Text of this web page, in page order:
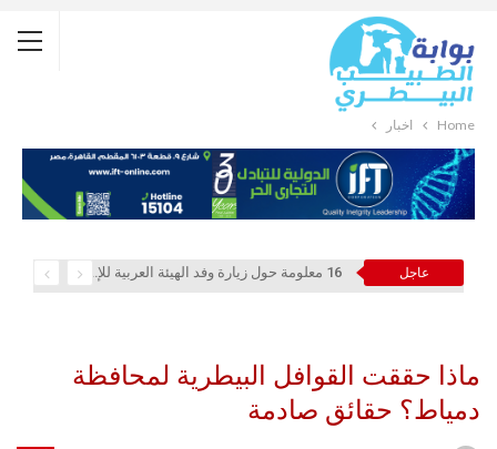
Home أخبار
عاجل 16 معلومة حول زيارة وفد الهيئة العربية للإستثمار والإنماء الزراعي إلي السعودية
ماذا حققت القوافل البيطرية لمحافظة
دمياط؟ حقائق صادمة